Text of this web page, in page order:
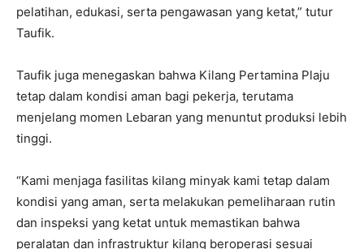
pelatihan, edukasi, serta pengawasan yang ketat,” tutur
Taufik.
Taufik juga menegaskan bahwa Kilang Pertamina Plaju
tetap dalam kondisi aman bagi pekerja, terutama
menjelang momen Lebaran yang menuntut produksi lebih
tinggi.
“Kami menjaga fasilitas kilang minyak kami tetap dalam
kondisi yang aman, serta melakukan pemeliharaan rutin
dan inspeksi yang ketat untuk memastikan bahwa
peralatan dan infrastruktur kilang beroperasi sesuai